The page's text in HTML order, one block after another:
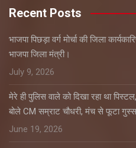
Recent Posts
भाजपा पिछड़ा वर्ग मोर्चा की जिला
भाजपा जिला मंत्री।
July 9, 2026
मेरे ही पुलिस वाले को दिखा रहा था
बोले CM सम्राट चौधरी, मंच से फूटा
June 19, 2026